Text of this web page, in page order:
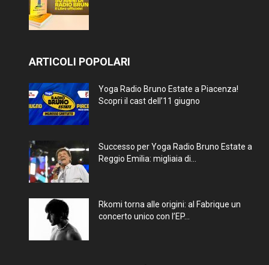
ARTICOLI POPOLARI
Yoga Radio Bruno Estate a Piacenza!
Scopri il cast dell’11 giugno
Successo per Yoga Radio Bruno Estate a
Reggio Emilia: migliaia di...
Rkomi torna alle origini: al Fabrique un
concerto unico con l’EP...